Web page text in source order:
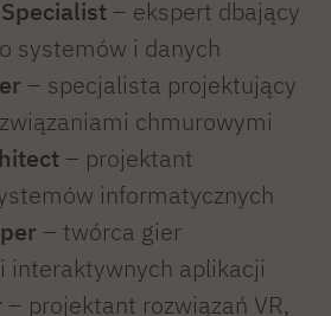
– ekspert dbający
systemów i danych
– specjalista projektujący
chmurowymi
– projektant
informatycznych
– twórca gier
interaktywnych aplikacji
– projektant rozwiązań VR,